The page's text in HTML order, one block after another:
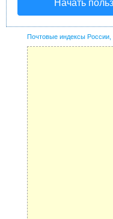
Начать
Почтовые индексы